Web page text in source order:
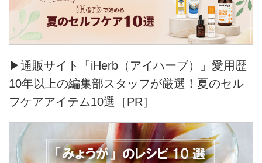
▶通販サイト「iHerb（アイハーブ）」愛用歴
10年以上の編集部スタッフが厳選！夏のセル
フケアアイテム10選［PR］